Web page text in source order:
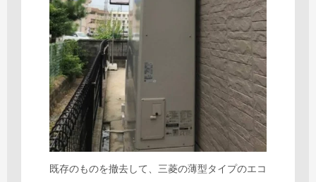
既存のものを撤去して、三菱の薄型タイプのエコ